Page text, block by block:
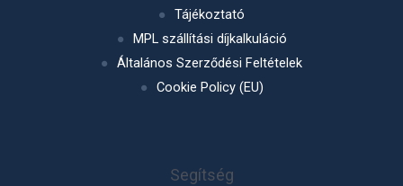
Tájékoztató
MPL szállítási díjkalkuláció
Általános Szerződési Feltételek
Cookie Policy (EU)
Segítség